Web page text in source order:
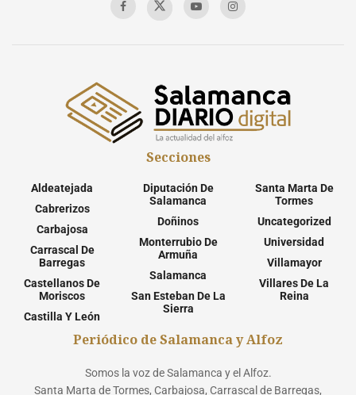
Secciones
Aldeatejada
Cabrerizos
Carbajosa
Carrascal De
Barregas
Castellanos De
Moriscos
Castilla Y León
Diputación De
Salamanca
Doñinos
Monterrubio De
Armuña
Salamanca
San Esteban De La
Sierra
Santa Marta De
Tormes
Uncategorized
Universidad
Villamayor
Villares De La
Reina
Periódico de Salamanca y Alfoz
Somos la voz de Salamanca y el Alfoz.
Santa Marta de Tormes, Carbajosa, Carrascal de Barregas,